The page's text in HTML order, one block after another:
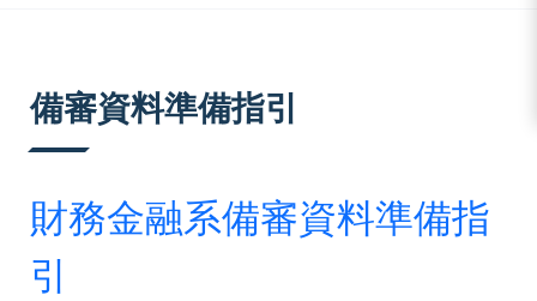
備審資料準備指引
財務金融系備審資料準備指
引